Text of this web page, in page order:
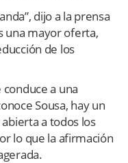
dijo a la prensa
una mayor oferta,
de los
a una
Sousa, hay un
a todos los
lo que la afirmación